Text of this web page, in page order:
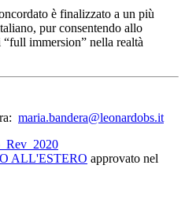
è finalizzato a un più
pur consentendo allo
immersion” nella realtà
maria.bandera@leonardobs.it
ALL'ESTERO approvato nel